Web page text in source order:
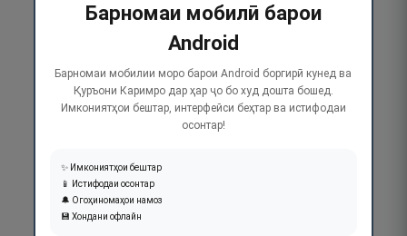
Барномаи мобилӣ барои
Android
Барномаи мобилии моро барои Android боргирӣ кунед ва
Қуръони Каримро дар ҳар ҷо бо худ дошта бошед.
Имкониятҳои бештар, интерфейси беҳтар ва истифодаи
осонтар!
✨ Имкониятҳои бештар
📱 Истифодаи осонтар
🔔 Огоҳиномаҳои намоз
💾 Хондани офлайн